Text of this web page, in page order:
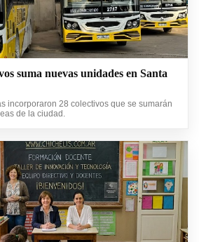
suma nuevas unidades en Santa
incorporaron 28 colectivos que se sumarán
de la ciudad.